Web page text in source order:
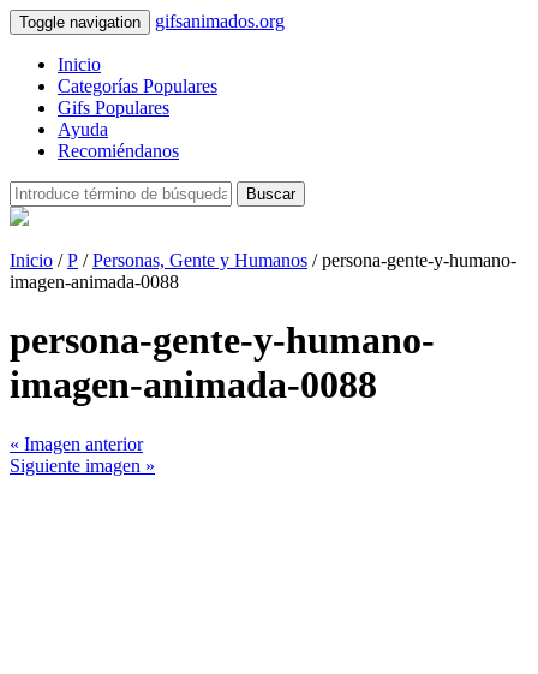
Toggle navigation gifsanimados.org
Inicio
Categorías Populares
Gifs Populares
Ayuda
Recomiéndanos
Buscar
Inicio /P /Personas, Gente y Humanos / persona-gente-y-humano-
imagen-animada-0088
persona-gente-y-humano-
imagen-animada-0088
« Imagen anterior
Siguiente imagen »